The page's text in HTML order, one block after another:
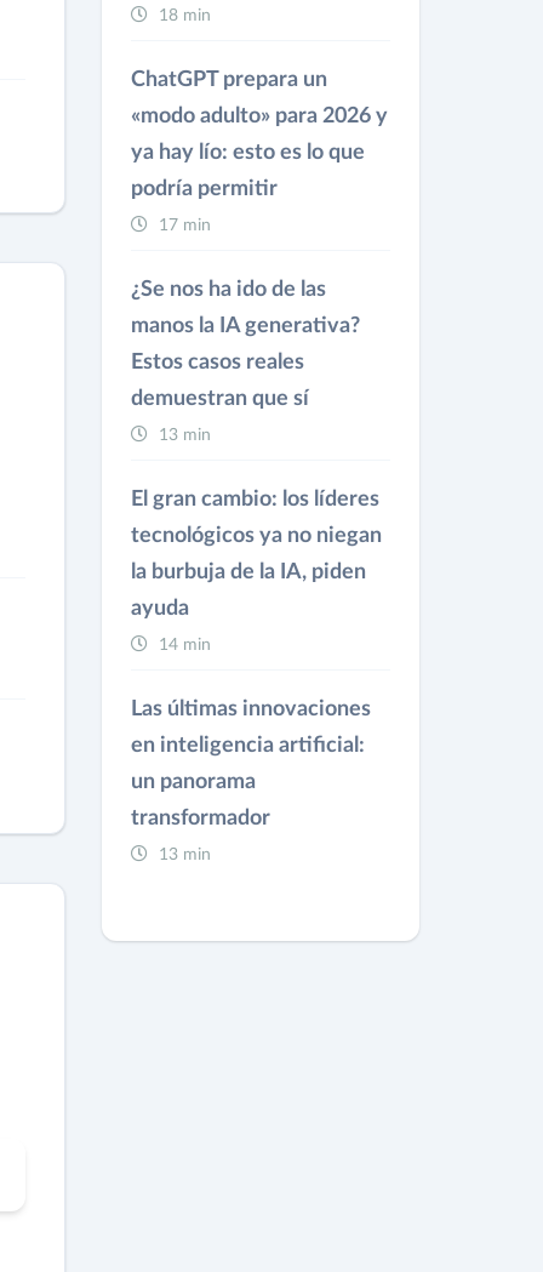
18 min
ChatGPT prepara un
«modo adulto» para 2026 y
ya hay lío: esto es lo que
podría permitir
17 min
¿Se nos ha ido de las
manos la IA generativa?
Estos casos reales
demuestran que sí
13 min
El gran cambio: los líderes
tecnológicos ya no niegan
la burbuja de la IA, piden
ayuda
14 min
Las últimas innovaciones
en inteligencia artificial:
un panorama
transformador
13 min